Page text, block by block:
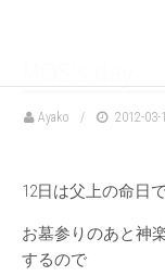
Ayako 2012-03-
12日は父上の命日
お墓参りのあと神
するので